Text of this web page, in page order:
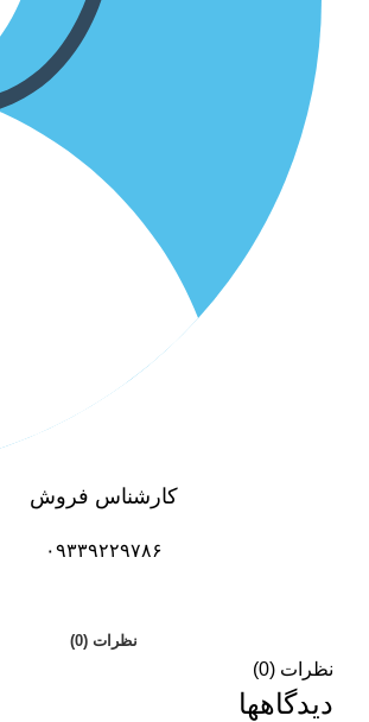
کارشناس فروش
۰۹۳۳۹۲۲۹۷۸۶
نظرات (0)
نظرات (0)
دیدگاهها